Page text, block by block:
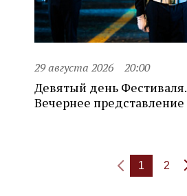
29 августа 2026 20:00
Девятый день Фестиваля.
Вечернее представление
1 2